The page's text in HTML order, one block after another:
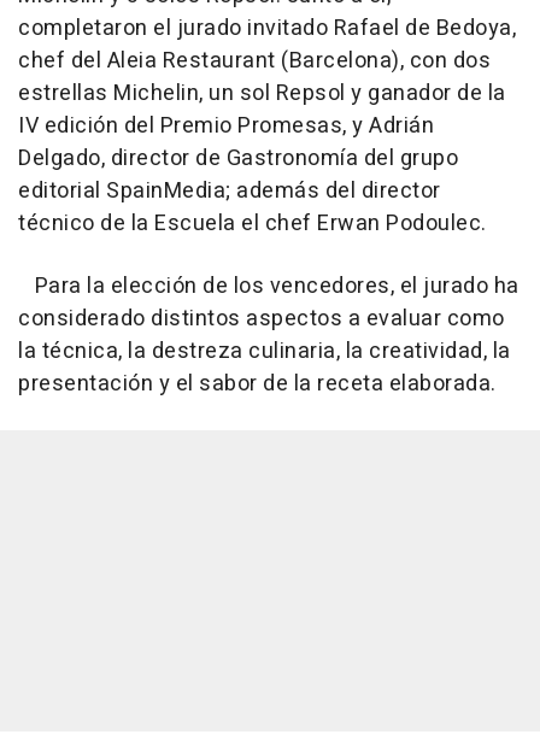
completaron el jurado invitado Rafael de Bedoya,
chef del Aleia Restaurant (Barcelona), con dos
estrellas Michelin, un sol Repsol y ganador de la
IV edición del Premio Promesas, y Adrián
Delgado, director de Gastronomía del grupo
editorial SpainMedia; además del director
técnico de la Escuela el chef Erwan Podoulec.
Para la elección de los vencedores, el jurado ha
considerado distintos aspectos a evaluar como
la técnica, la destreza culinaria, la creatividad, la
presentación y el sabor de la receta elaborada.